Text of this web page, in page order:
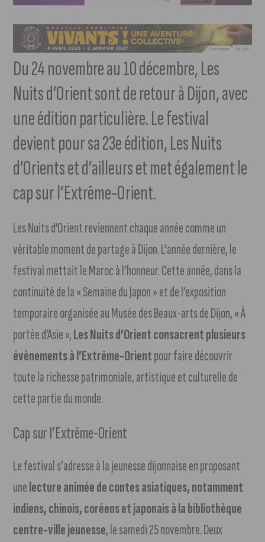
Du 24 novembre au 10 décembre, Les
Nuits d’Orient sont de retour à Dijon, avec
une édition particulière. Le festival
devient pour sa 23e édition, Les Nuits
d’Orients et d’ailleurs et met également le
cap sur l’Extrême-Orient.
Les Nuits d’Orient reviennent chaque année comme un
véritable moment de partage à Dijon. L’année dernière, le
festival mettait le Maroc à l’honneur. Cette année, dans la
continuité de la « Semaine du Japon » et de l’exposition
temporaire organisée au Musée des Beaux-arts de Dijon, « À
portée d’Asie »,Les Nuits d’Orient consacrent plusieurs
évènements à l’Extrême-Orientpour faire découvrir
toute la richesse patrimoniale, artistique et culturelle de
cette partie du monde.
Cap sur l’Extrême-Orient
Le festival s’adresse à la jeunesse dijonnaise en proposant
unelecture animée de contes asiatiques, notamment
indiens, chinois, coréens et japonais à la bibliothèque
centre-ville jeunesse, le samedi 25 novembre. Deux